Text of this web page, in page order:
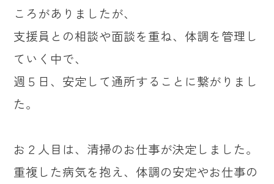
ころがありましたが、
支援員との相談や面談を重ね、体調を管理し
ていく中で、
週５日、安定して通所することに繋がりまし
た。
お２人目は、清掃のお仕事が決定しました。
重複した病気を抱え、体調の安定やお仕事の